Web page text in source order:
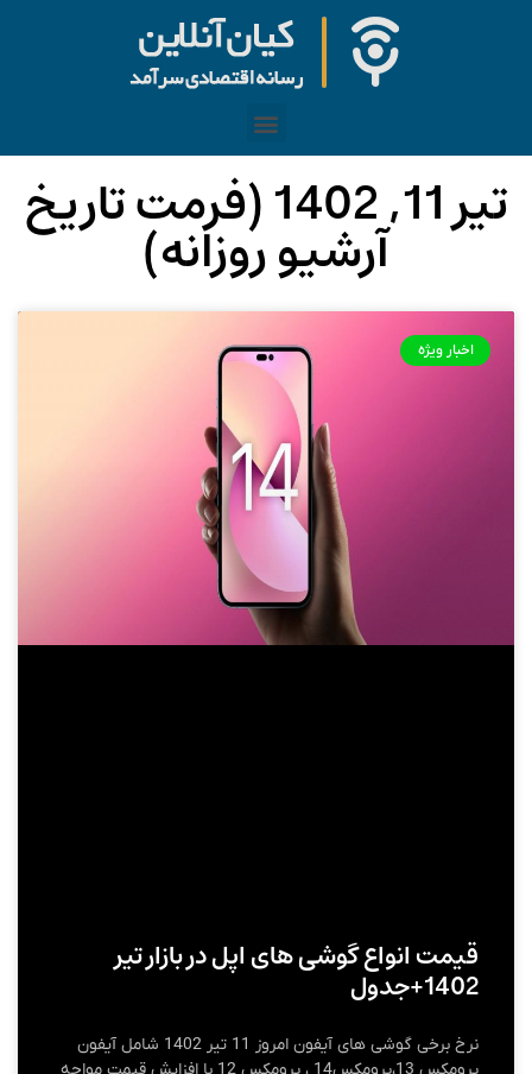
تیر 11, 1402 (فرمت تاریخ
آرشیو روزانه)
اخبار ویژه
قیمت انواع گوشی های اپل در بازار تیر
1402+جدول
نرخ برخی گوشی های آیفون امروز 11 تیر 1402 شامل آیفون